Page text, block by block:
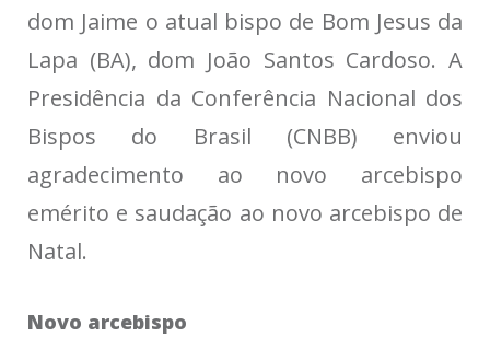
dom Jaime o atual bispo de Bom Jesus da
Lapa (BA), dom João Santos Cardoso. A
Presidência da Conferência Nacional dos
Bispos do Brasil (CNBB) enviou
agradecimento ao novo arcebispo
emérito e saudação ao novo arcebispo de
Natal.
Novo arcebispo